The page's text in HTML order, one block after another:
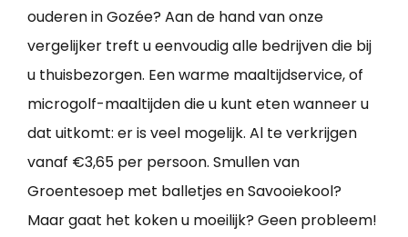
ouderen in Gozée? Aan de hand van onze
vergelijker treft u eenvoudig alle bedrijven die bij
u thuisbezorgen. Een warme maaltijdservice, of
microgolf-maaltijden die u kunt eten wanneer u
dat uitkomt: er is veel mogelijk. Al te verkrijgen
vanaf €3,65 per persoon. Smullen van
Groentesoep met balletjes en Savooiekool?
Maar gaat het koken u moeilijk? Geen probleem!